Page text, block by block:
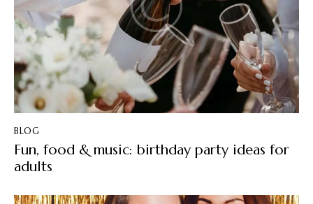
BLOG
Fun, food & music: birthday party ideas for
adults